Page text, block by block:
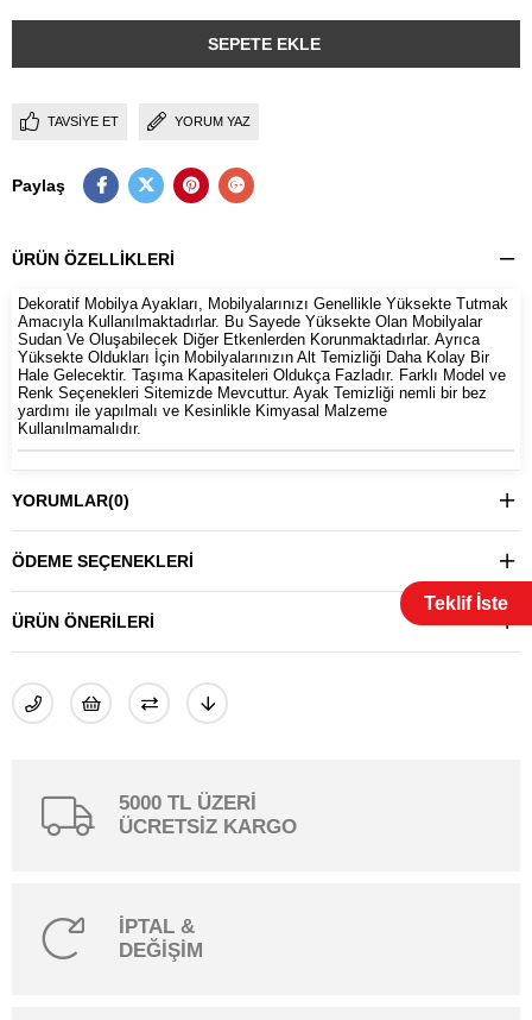
Teklif İste
TAVSIYE ET YORUM YAZ
Paylaş
ÜRÜN ÖZELLIKLERI
Dekoratif Mobilya Ayakları, Mobilyalarınızı Genellikle Yüksekte Tutmak
Amacıyla Kullanılmaktadırlar. Bu Sayede Yüksekte Olan Mobilyalar
Sudan Ve Oluşabilecek Diğer Etkenlerden Korunmaktadırlar. Ayrıca
Yüksekte Oldukları İçin Mobilyalarınızın Alt Temizliği Daha Kolay Bir
Hale Gelecektir. Taşıma Kapasiteleri Oldukça Fazladır. Farklı Model ve
Renk Seçenekleri Sitemizde Mevcuttur. Ayak Temizliği nemli bir bez
yardımı ile yapılmalı ve Kesinlikle Kimyasal Malzeme
Kullanılmamalıdır.
YORUMLAR(0)
ÖDEME SEÇENEKLERI
ÜRÜN ÖNERILERI
5000 TL ÜZERİ
ÜCRETSİZ KARGO
İPTAL &
DEĞİŞİM